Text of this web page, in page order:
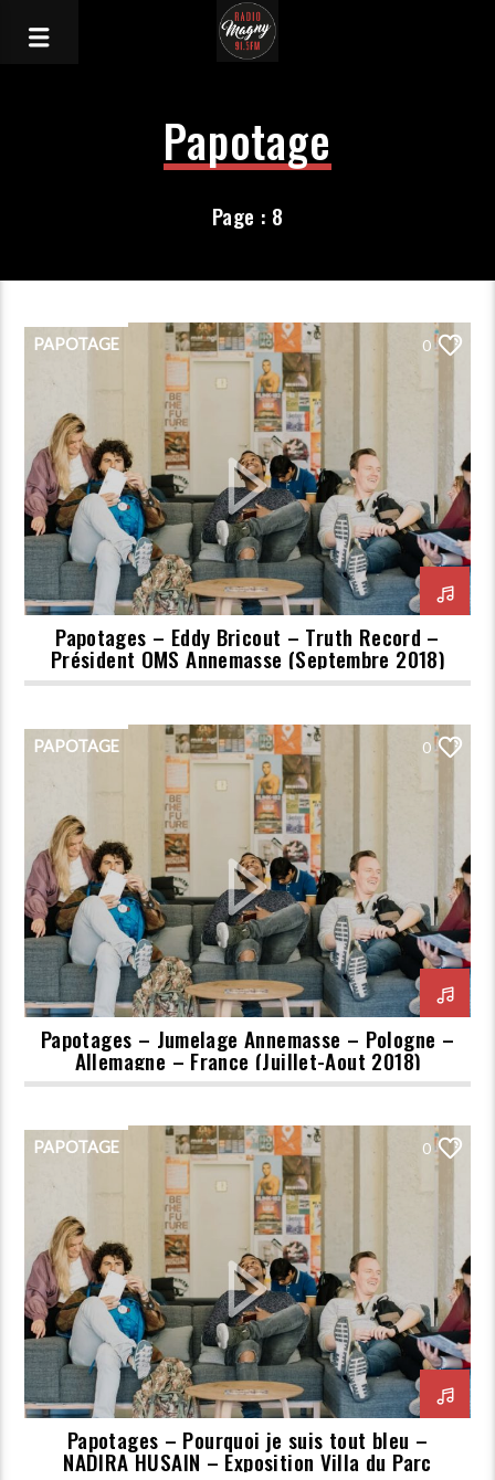
Papotage
Page : 8
PAPOTAGE 0
Papotages – Eddy Bricout – Truth Record –
Président OMS Annemasse (Septembre 2018)
PAPOTAGE 0
Papotages – Jumelage Annemasse – Pologne –
Allemagne – France (Juillet-Aout 2018)
PAPOTAGE 0
Papotages – Pourquoi je suis tout bleu –
NADIRA HUSAIN – Exposition Villa du Parc